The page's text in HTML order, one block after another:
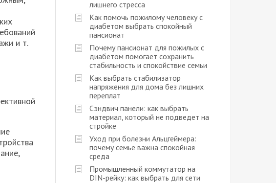
и т.
лишнего стресса
Как помочь пожилому человеку с
диабетом выбрать спокойный
пансионат
Почему пансионат для пожилых с
диабетом помогает сохранить
стабильность и спокойствие семьи
Как выбрать стабилизатор
напряжения для дома без лишних
переплат
Сэндвич панели: как выбрать
материал, который не подведет на
стройке
Уход при болезни Альцгеймера:
почему семье важна спокойная
среда
Промышленный коммутатор на
DIN-рейку: как выбрать для сети